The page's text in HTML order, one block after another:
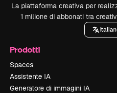
La piattaforma creativa per
1 milione di abbonati tra
Prodotti
Spaces
Assistente IA
Generatore di immagini IA